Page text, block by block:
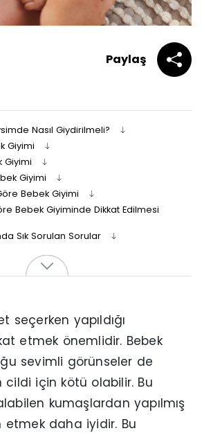
Paylaş
Nasıl Giydirilmeli?
Giyimi
Giyimi
Giyimi
Bebek Giyimi
Bebek Giyiminde Dikkat Edilmesi
Sık Sorulan Sorular
seçerken yapıldığı
etmek önemlidir. Bebek
sevimli görünseler de
cildi için kötü olabilir. Bu
kumaşlardan yapılmış
etmek daha iyidir. Bu